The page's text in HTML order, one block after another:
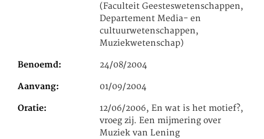
(Faculteit Geesteswetenschappen,
Departement Media- en
cultuurwetenschappen,
Muziekwetenschap)
Benoemd 24/08/2004
Aanvang 01/09/2004
Oratie
12/06/2006, En wat is het motief?,
vroeg zij. Een mijmering over
Muziek van Lening